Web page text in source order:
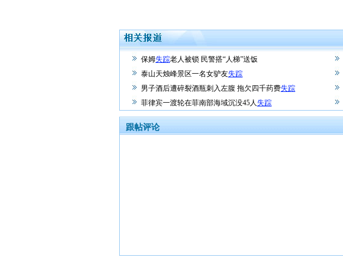
保姆失踪老人被锁 民警搭“人梯”送饭
泰山天烛峰景区一名女驴友失踪
男子酒后遭碎裂酒瓶刺入左腹 拖欠四千药费失踪
菲律宾一渡轮在菲南部海域沉没45人 失踪
跟帖评论